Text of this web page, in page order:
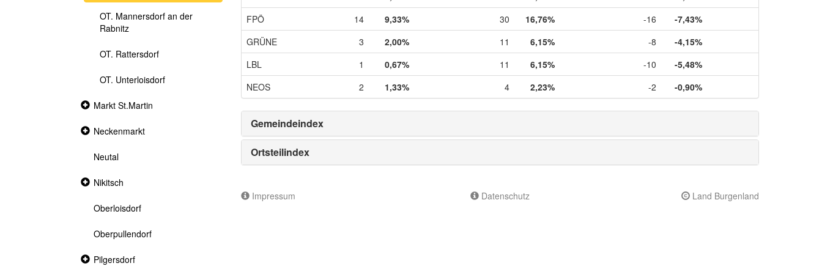
OT. Mannersdorf an der
Rabnitz
OT. Rattersdorf
OT. Unterloisdorf
Collapsed
Markt St.Martin
Collapsed
Neckenmarkt
Neutal
Collapsed
Nikitsch
Oberloisdorf
Oberpullendorf
Collapsed
section
Pilgersdorf
FPÖ
14 9,33% 30 16,76% -16
-7,43%
GRÜNE
3 2,00% 11 6,15% -8
-4,15%
LBL
1 0,67% 11 6,15% -10
-5,48%
NEOS
2 1,33% 4 2,23% -2 -0,90%
Gemeindeindex
Ortsteilindex
Impressum Datenschutz Land Burgenland